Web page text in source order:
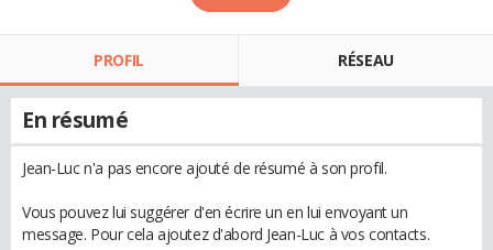
PROFIL RÉSEAU
En résumé
Jean-Luc n'a pas encore ajouté de résumé à son profil.
Vous pouvez lui suggérer d'en écrire un en lui envoyant un
message. Pour cela ajoutez d'abord Jean-Luc à vos contacts.